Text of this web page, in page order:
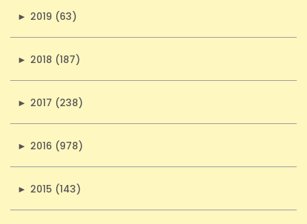
► 2019 (63)
► 2018 (187)
► 2017 (238)
► 2016 (978)
► 2015 (143)